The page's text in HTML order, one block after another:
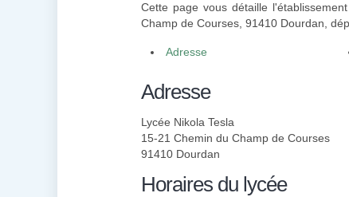
Cette page vous détaille
Champ de Courses, 91410 Dourdan,
Adresse
Adresse
Lycée Nikola Tesla
15-21 Chemin du Champ de Courses
91410 Dourdan
Horaires du lycée